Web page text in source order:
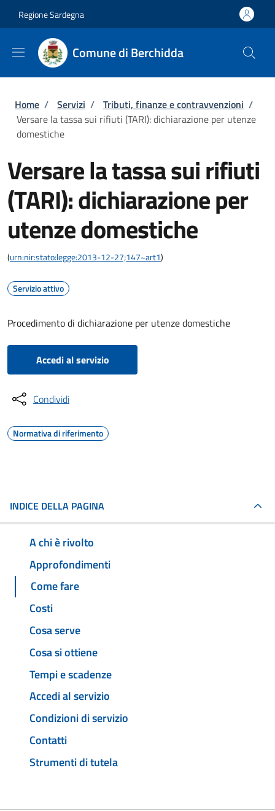
Regione Sardegna
Comune di Berchidda
Briciole di pane
Home / Servizi / Tributi, finanze e contravvenzioni /
Versare la tassa sui rifiuti (TARI): dichiarazione per utenze
domestiche
Versare la tassa sui rifiuti
(TARI): dichiarazione per
utenze domestiche
(urn:nir:stato:legge:2013-12-27;147~art1)
Servizio attivo
Procedimento di dichiarazione per utenze domestiche
Accedi al servizio
Condividi
Normativa di riferimento
INDICE DELLA PAGINA
A chi è rivolto
Approfondimenti
Come fare
Costi
Cosa serve
Cosa si ottiene
Tempi e scadenze
Accedi al servizio
Condizioni di servizio
Contatti
Strumenti di tutela